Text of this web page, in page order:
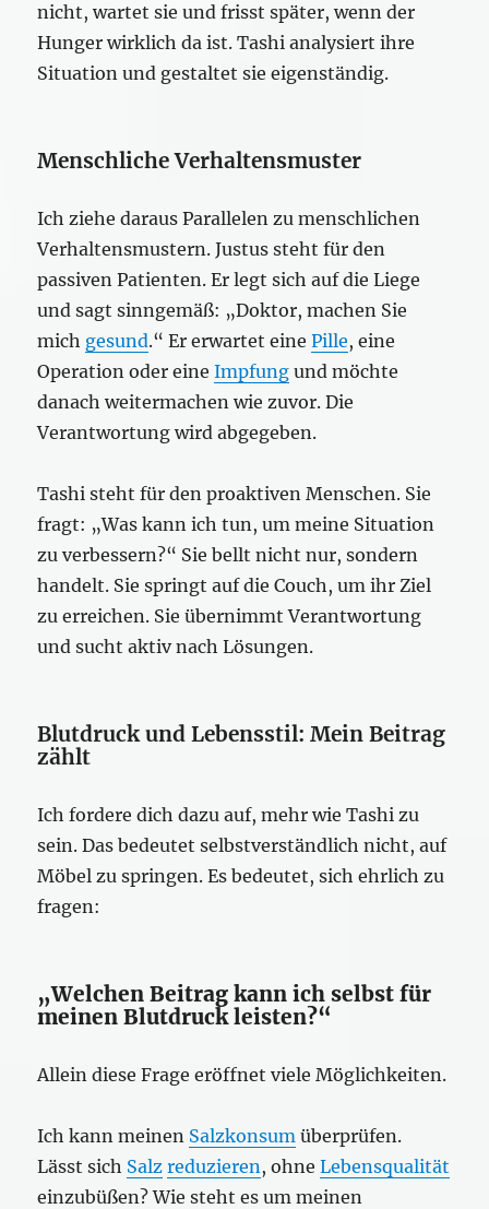
nicht, wartet sie und frisst später, wenn der
Hunger wirklich da ist. Tashi analysiert ihre
Situation und gestaltet sie eigenständig.
Menschliche Verhaltensmuster
Ich ziehe daraus Parallelen zu menschlichen
Verhaltensmustern. Justus steht für den
passiven Patienten. Er legt sich auf die Liege
und sagt sinngemäß: „Doktor, machen Sie
mich gesund.“ Er erwartet einePille, eine
Operation oder eineImpfung und möchte
danach weitermachen wie zuvor. Die
Verantwortung wird abgegeben.
Tashi steht für den proaktiven Menschen. Sie
fragt: „Was kann ich tun, um meine Situation
zu verbessern?“ Sie bellt nicht nur, sondern
handelt. Sie springt auf die Couch, um ihr Ziel
zu erreichen. Sie übernimmt Verantwortung
und sucht aktiv nach Lösungen.
Blutdruck und Lebensstil: Mein Beitrag
zählt
Ich fordere dich dazu auf, mehr wie Tashi zu
sein. Das bedeutet selbstverständlich nicht, auf
Möbel zu springen. Es bedeutet, sich ehrlich zu
fragen:
„Welchen Beitrag kann ich selbst für
meinen Blutdruck leisten?“
Allein diese Frage eröffnet viele Möglichkeiten.
Ich kann meinen Salzkonsum überprüfen.
Lässt sich Salz reduzieren, ohneLebensqualität
einzubüßen? Wie steht es um meinen